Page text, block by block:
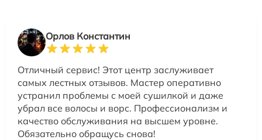
Орлов Константин
Отличный сервис! Этот центр заслуживает
самых лестных отзывов. Мастер оперативно
устранил проблемы с моей сушилкой и даже
убрал все волосы и ворс. Профессионализм и
качество обслуживания на высшем уровне.
Обязательно обращусь снова!